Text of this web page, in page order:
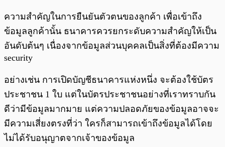
ความสำคัญในการยืนยันตัวตนของลูกค้า เพื่อเข้าถึง
ข้อมูลลูกค้านั้น ธนาคารควรยกระดับความสำคัญให้เป็น
อันดับต้นๆ เนื่องจากข้อมูลส่วนบุคคลเป็นสิ่งที่ต้องมีความ
security
อย่างเช่น การเปิดบัญชีธนาคารแห่งหนึ่ง จะต้องใช้บัตร
ประชาชน 1 ใบ แต่ในบัตรประชาชนอย่างที่เราทราบกัน
ดีว่ามีข้อมูลมากมาย แต่ความปลอดภัยของข้อมูลอาจจะ
มีความเสี่ยงตรงที่ว่า ใครก็สามารถเข้าถึงข้อมูลได้โดย
ไม่ได้รับอนุญาตจากเจ้าของข้อมูล